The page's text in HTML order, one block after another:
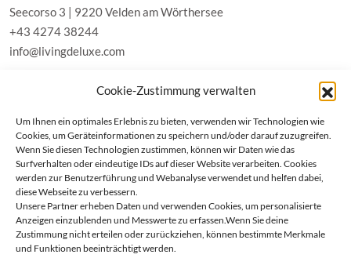
Cookie-Zustimmung verwalten
Um Ihnen ein optimales Erlebnis zu bieten, verwenden wir Technologien wie
Cookies, um Geräteinformationen zu speichern und/oder darauf zuzugreifen.
Wenn Sie diesen Technologien zustimmen, können wir Daten wie das
Surfverhalten oder eindeutige IDs auf dieser Website verarbeiten. Cookies
werden zur Benutzerführung und Webanalyse verwendet und helfen dabei,
diese Webseite zu verbessern.
Unsere Partner erheben Daten und verwenden Cookies, um personalisierte
Anzeigen einzublenden und Messwerte zu erfassen.Wenn Sie deine
Zustimmung nicht erteilen oder zurückziehen, können bestimmte Merkmale
und Funktionen beeinträchtigt werden.
Seecorso 3 | 9220 Velden am Wörthersee
+43 4274 38244
info@livingdeluxe.com
Real Estate GmbH
Schäfflerstraße 3 | 80333 München
IMMOBILIEN
Wörthersee
Wien
AGB